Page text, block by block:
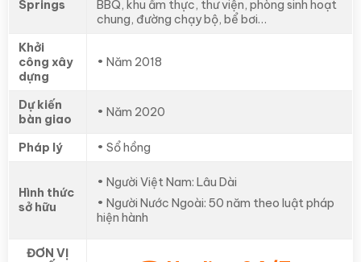
Springs
BBQ, khu ẩm thực, thư viện, phòng sinh hoạt
chung, đường chạy bộ, bể bơi…
Khởi
công xây
dựng
• Năm 2018
Dự kiến
bàn giao
• Năm 2020
Pháp lý • Sổ hồng
Hình thức
sở hữu
• Người Việt Nam: Lâu Dài
• Người Nước Ngoài: 50 năm theo luật pháp
hiện hành
ĐƠN VỊ